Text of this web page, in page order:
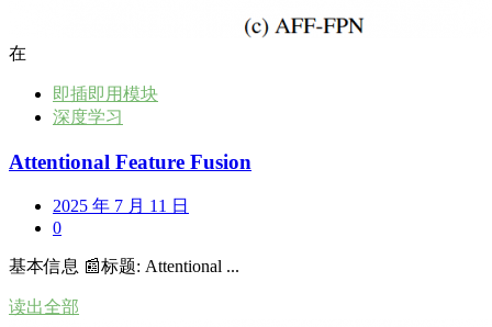
在
即插即用模块
深度学习
Attentional Feature Fusion
2025 年 7 月 11 日
0
基本信息 📰标题: Attentional ...
读出全部